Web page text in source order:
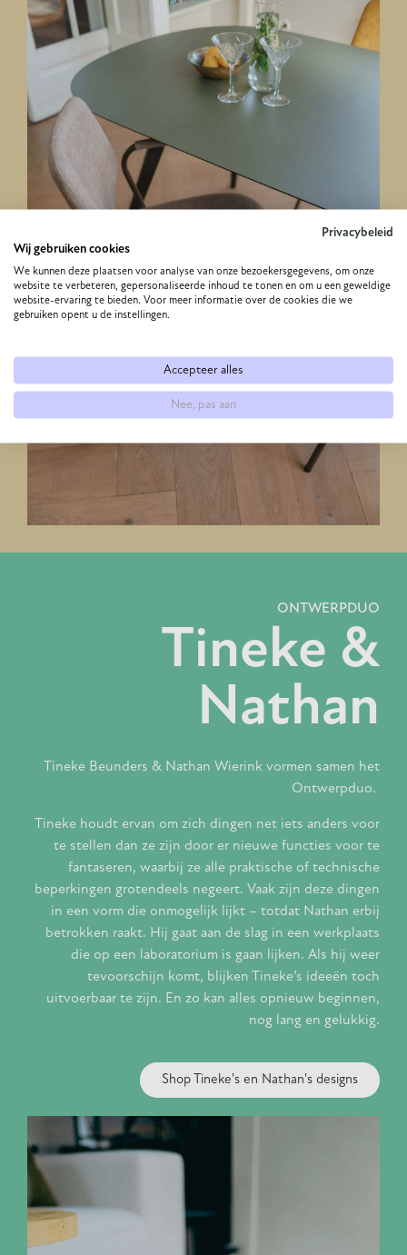
ONTWERPDUO
Tineke &
Nathan
Tineke Beunders & Nathan Wierink vormen samen het
Ontwerpduo.
Tineke houdt ervan om zich dingen net iets anders voor
te stellen dan ze zijn door er nieuwe functies voor te
fantaseren, waarbij ze alle praktische of technische
beperkingen grotendeels negeert. Vaak zijn deze dingen
in een vorm die onmogelijk lijkt – totdat Nathan erbij
betrokken raakt. Hij gaat aan de slag in een werkplaats
die op een laboratorium is gaan lijken. Als hij weer
tevoorschijn komt, blijken Tineke’s ideeën toch
uitvoerbaar te zijn. En zo kan alles opnieuw beginnen,
nog lang en gelukkig.
Shop Tineke's en Nathan's designs
Privacybeleid
Wij gebruiken cookies
We kunnen deze plaatsen voor analyse van onze bezoekersgegevens, om onze
website te verbeteren, gepersonaliseerde inhoud te tonen en om u een geweldige
website-ervaring te bieden. Voor meer informatie over de cookies die we
gebruiken opent u de instellingen.
Accepteer alles
Nee, pas aan